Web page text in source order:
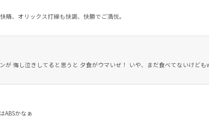
晴、オリックス打線も快調、快勝でご満悦。
が 悔し泣きしてると思うと 夕食がウマいぜ！ いや、まだ食べてないけども
ABSかなぁ